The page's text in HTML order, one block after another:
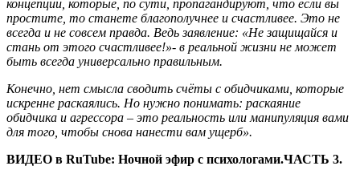
концепции, которые, по сути, пропагандируют, что если вы
простите, то станете благополучнее и счастливее. Это не
всегда и не совсем правда. Ведь заявление: «Не защищайся и
стань от этого счастливее!»- в реальной жизни не может
быть всегда универсально правильным.
Конечно, нет смысла сводить счёты с обидчиками, которые
искренне раскаялись. Но нужно понимать: раскаяние
обидчика и агрессора – это реальность или манипуляция вами
для того, чтобы снова нанести вам ущерб».
ВИДЕО в RuTube: Ночной эфир с психологами.ЧАСТЬ 3.